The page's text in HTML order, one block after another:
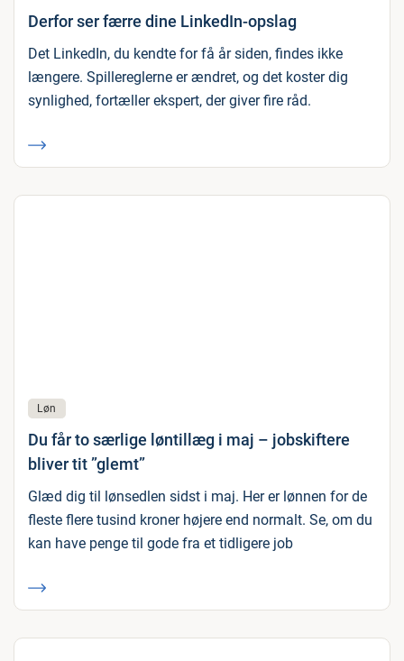
Derfor ser færre dine LinkedIn-opslag
Det LinkedIn, du kendte for få år siden, findes ikke
længere. Spillereglerne er ændret, og det koster dig
synlighed, fortæller ekspert, der giver fire råd.
Løn
Du får to særlige løntillæg i maj – jobskiftere
bliver tit ”glemt”
Glæd dig til lønsedlen sidst i maj. Her er lønnen for de
fleste flere tusind kroner højere end normalt. Se, om du
kan have penge til gode fra et tidligere job